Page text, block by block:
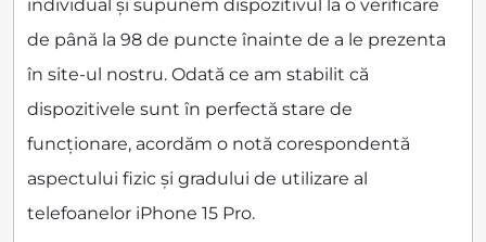
individual și supunem dispozitivul la o verificare
de până la 98 de puncte înainte de a le prezenta
în site-ul nostru. Odată ce am stabilit că
dispozitivele sunt în perfectă stare de
funcționare, acordăm o notă corespondentă
aspectului fizic și gradului de utilizare al
telefoanelor iPhone 15 Pro.